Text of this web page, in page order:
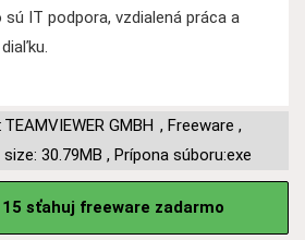
IT podpora, vzdialená práca a
TEAMVIEWER GMBH , Freeware ,
size: 30.79MB , Prípona súboru:exe
sťahuj freeware zadarmo